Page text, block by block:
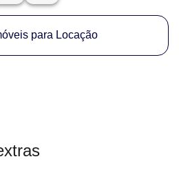
para Locação